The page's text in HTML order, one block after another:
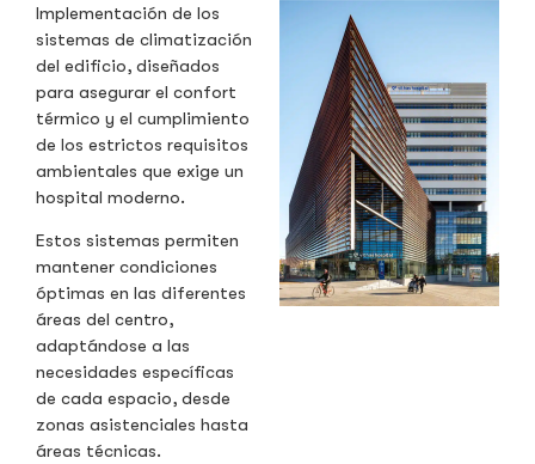
Implementación de los
sistemas de climatización
del edificio, diseñados
para asegurar el confort
térmico y el cumplimiento
de los estrictos requisitos
ambientales que exige un
hospital moderno.
Estos sistemas permiten
mantener condiciones
óptimas en las diferentes
áreas del centro,
adaptándose a las
necesidades específicas
de cada espacio, desde
zonas asistenciales hasta
áreas técnicas.